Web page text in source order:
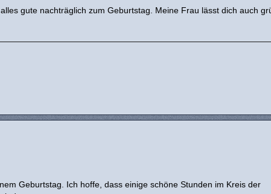
gute nachträglich zum Geburtstag. Meine Frau lässt dich auch
Geburtstag. Ich hoffe, dass einige schöne Stunden im Kreis der